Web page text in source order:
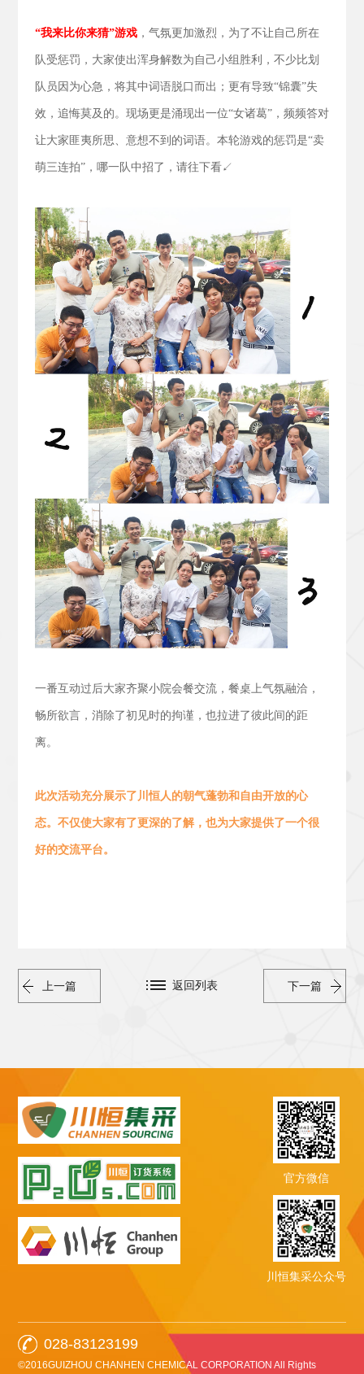
“我来比你来猜”游戏，气氛更加激烈，为了不让自己所在
队受惩罚，大家使出浑身解数为自己小组胜利，不少比划
队员因为心急，将其中词语脱口而出；更有导致“锦囊”失
效，追悔莫及的。现场更是涌现出一位“女诸葛”，频频答对
让大家匪夷所思、意想不到的词语。本轮游戏的惩罚是“卖
萌三连拍”，哪一队中招了，请往下看↙
一番互动过后大家齐聚小院会餐交流， 餐桌上气氛融洽，
畅所欲言，消除了初见时的拘谨，也拉进了彼此间的距
离。
此次活动充分展示了川恒人的朝气蓬勃和 自由开放的心
态。 不仅使大家有了更深的了解，也为大家提供了一个很
好的交流平台。
上一篇 下一篇
返回列表
官方微信
川恒集采公众号
028-83123199
©2016GUIZHOU CHANHEN CHEMICAL CORPORATION All Rights